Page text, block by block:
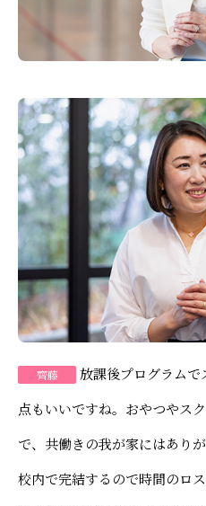
齊藤
放課後プログラムで
点もいいですね。おやつやス
で、共働きの我が家にはあり
校内で完結するので時間のロ